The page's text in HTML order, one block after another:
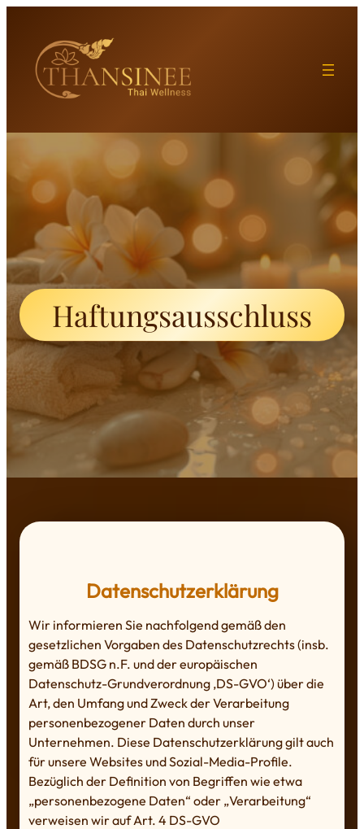
Haftungsausschluss
Datenschutzerklärung
Wir informieren Sie nachfolgend gemäß den
gesetzlichen Vorgaben des Datenschutzrechts (insb.
gemäß BDSG n.F. und der europäischen
Datenschutz-Grundverordnung ‚DS-GVO‘) über die
Art, den Umfang und Zweck der Verarbeitung
personenbezogener Daten durch unser
Unternehmen. Diese Datenschutzerklärung gilt auch
für unsere Websites und Sozial-Media-Profile.
Bezüglich der Definition von Begriffen wie etwa
„personenbezogene Daten“ oder „Verarbeitung“
verweisen wir auf Art. 4 DS-GVO